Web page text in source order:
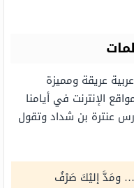
عريقة ومميزة
الإنترنت في أيامنا
عنترة بن شداد وتقول
… ومَدَّ إليْكَ صَرْفُ